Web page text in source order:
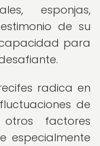
esponjas,
de su
para
radica en
de
factores
especialmente